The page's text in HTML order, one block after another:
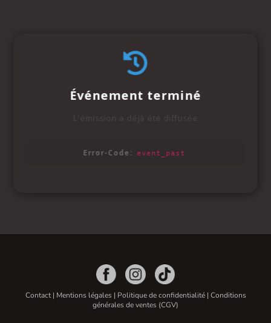
Contact| Mentions légales| Politique de confidentialité| Conditions
générales de ventes (CGV)